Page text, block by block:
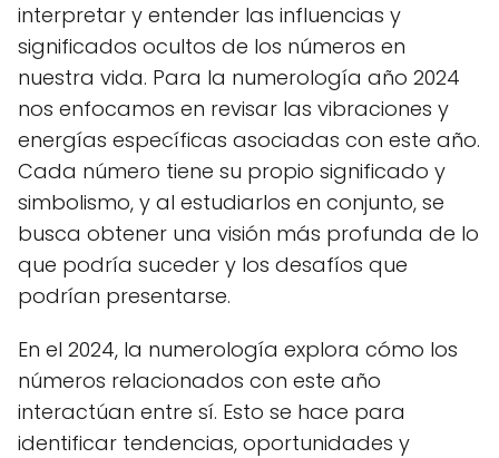
interpretar y entender las influencias y
significados ocultos de los números en
nuestra vida. Para la numerología año 2024
nos enfocamos en revisar las vibraciones y
energías específicas asociadas con este año.
Cada número tiene su propio significado y
simbolismo, y al estudiarlos en conjunto, se
busca obtener una visión más profunda de lo
que podría suceder y los desafíos que
podrían presentarse.
En el 2024, la numerología explora cómo los
números relacionados con este año
interactúan entre sí. Esto se hace para
identificar tendencias, oportunidades y